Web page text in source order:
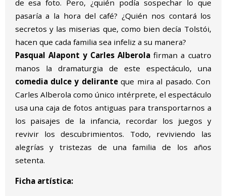
de esa foto. Pero, ¿quién podía sospechar lo que
pasaría a la hora del café? ¿Quién nos contará los
secretos y las miserias que, como bien decía Tolstói,
hacen que cada familia sea infeliz a su manera?
Pasqual Alapont y Carles Alberola firman a cuatro
manos la dramaturgia de este espectáculo, una
comedia dulce y deliranteque mira al pasado. Con
Carles Alberola como único intérprete, el espectáculo
usa una caja de fotos antiguas para transportarnos a
los paisajes de la infancia, recordar los juegos y
revivir los descubrimientos. Todo, reviviendo las
alegrías y tristezas de una familia de los años
setenta.
Ficha artística: